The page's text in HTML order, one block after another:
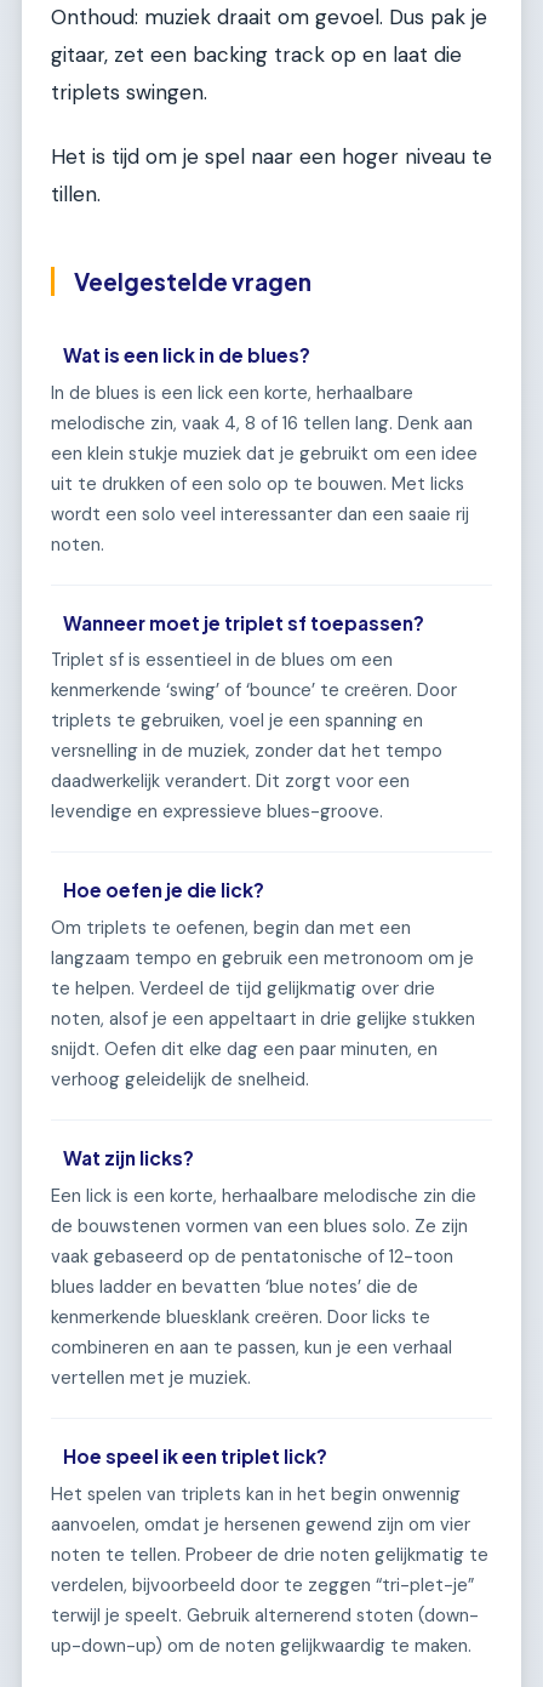
Onthoud: muziek draait om gevoel. Dus pak je
gitaar, zet een backing track op en laat die
triplets swingen.
Het is tijd om je spel naar een hoger niveau te
tillen.
Veelgestelde vragen
Wat is een lick in de blues?
In de blues is een lick een korte, herhaalbare
melodische zin, vaak 4, 8 of 16 tellen lang. Denk aan
een klein stukje muziek dat je gebruikt om een idee
uit te drukken of een solo op te bouwen. Met licks
wordt een solo veel interessanter dan een saaie rij
noten.
Wanneer moet je triplet sf toepassen?
Triplet sf is essentieel in de blues om een
kenmerkende ‘swing’ of ‘bounce’ te creëren. Door
triplets te gebruiken, voel je een spanning en
versnelling in de muziek, zonder dat het tempo
daadwerkelijk verandert. Dit zorgt voor een
levendige en expressieve blues-groove.
Hoe oefen je die lick?
Om triplets te oefenen, begin dan met een
langzaam tempo en gebruik een metronoom om je
te helpen. Verdeel de tijd gelijkmatig over drie
noten, alsof je een appeltaart in drie gelijke stukken
snijdt. Oefen dit elke dag een paar minuten, en
verhoog geleidelijk de snelheid.
Wat zijn licks?
Een lick is een korte, herhaalbare melodische zin die
de bouwstenen vormen van een blues solo. Ze zijn
vaak gebaseerd op de pentatonische of 12-toon
blues ladder en bevatten ‘blue notes’ die de
kenmerkende bluesklank creëren. Door licks te
combineren en aan te passen, kun je een verhaal
vertellen met je muziek.
Hoe speel ik een triplet lick?
Het spelen van triplets kan in het begin onwennig
aanvoelen, omdat je hersenen gewend zijn om vier
noten te tellen. Probeer de drie noten gelijkmatig te
verdelen, bijvoorbeeld door te zeggen “tri-plet-je”
terwijl je speelt. Gebruik alternerend stoten (down-
up-down-up) om de noten gelijkwaardig te maken.